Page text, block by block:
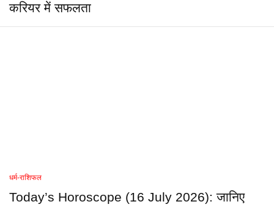
करियर में सफलता
धर्म-राशिफल
Today’s Horoscope (16 July 2026): जानिए